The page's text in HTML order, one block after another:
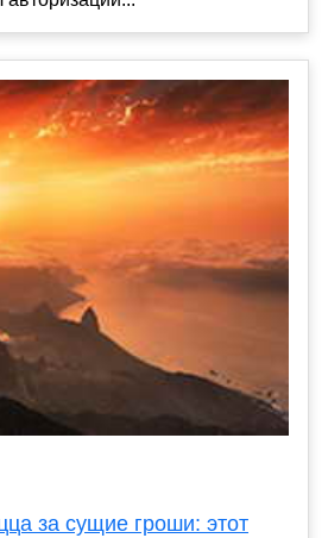
за сущие гроши: этот